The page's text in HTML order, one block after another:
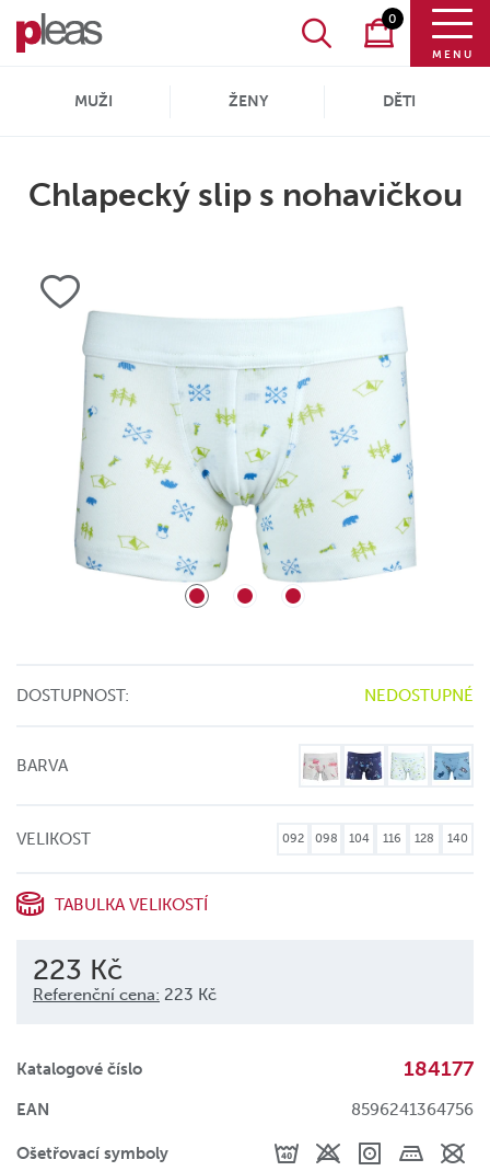
0
MENU
MUŽI ŽENY DĚTI
Chlapecký slip s nohavičkou
DOSTUPNOST: NEDOSTUPNÉ
BARVA
VELIKOST 092 098 104 116 128 140
TABULKA VELIKOSTÍ
223 Kč
Referenční cena: 223 Kč
Katalogové číslo 184177
EAN 8596241364756
Ošetřovací symboly